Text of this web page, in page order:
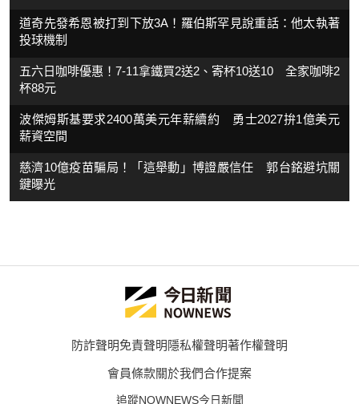
道奇先發希恩被打到下放3A！羅伯斯罕見說重話：他太執著
投球機制
五六日咖啡優惠！7-11拿鐵買2送2、寄杯10送10 全家咖啡2
杯88元
波傑姆斯基要求2400萬美元年薪續約 勇士2027拚1億美元
薪資空間
慈濟10億疫苗騙局！「這舉動」博證嚴信任 郭台銘避坑關
鍵曝光
防詐聲明免責聲明隱私權聲明著作權聲明
會員條款關於我們合作提案
追蹤NOWNEWS今日新聞